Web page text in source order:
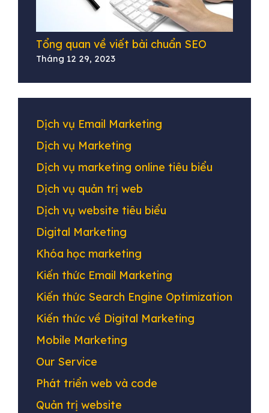
Tổng quan về viết bài chuẩn SEO
Tháng 12 29, 2023
Dịch vụ Email Marketing
Dịch vụ Marketing
Dịch vụ marketing online tiêu biểu
Dịch vụ quản trị web
Dịch vụ website tiêu biểu
Digital Marketing
Khóa học marketing
Kiến thức Email Marketing
Kiến thức Search Engine Optimization
Kiến thức về Digital Marketing
Mobile Marketing
Our Service
Phát triển web và code
Quản trị website